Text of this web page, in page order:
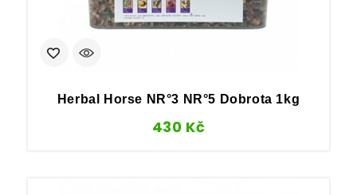
Herbal Horse NR°3 NR°5 Dobrota 1kg
430 Kč